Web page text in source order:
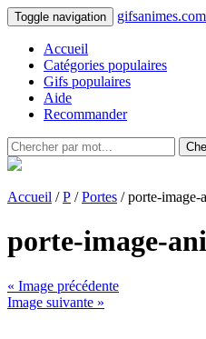
Toggle navigation gifsanimes.com
Accueil
Catégories populaires
Gifs populaires
Aide
Recommander
Accueil /P /Portes / porte-image-
porte-image-
« Image précédente
Image suivante »